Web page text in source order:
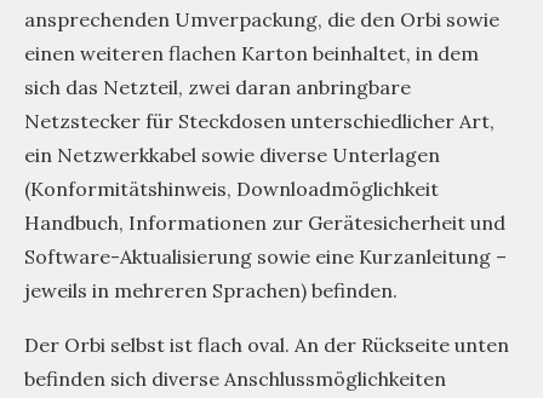
ansprechenden Umverpackung, die den Orbi sowie
einen weiteren flachen Karton beinhaltet, in dem
sich das Netzteil, zwei daran anbringbare
Netzstecker für Steckdosen unterschiedlicher Art,
ein Netzwerkkabel sowie diverse Unterlagen
(Konformitätshinweis, Downloadmöglichkeit
Handbuch, Informationen zur Gerätesicherheit und
Software-Aktualisierung sowie eine Kurzanleitung –
jeweils in mehreren Sprachen) befinden.
Der Orbi selbst ist flach oval. An der Rückseite unten
befinden sich diverse Anschlussmöglichkeiten